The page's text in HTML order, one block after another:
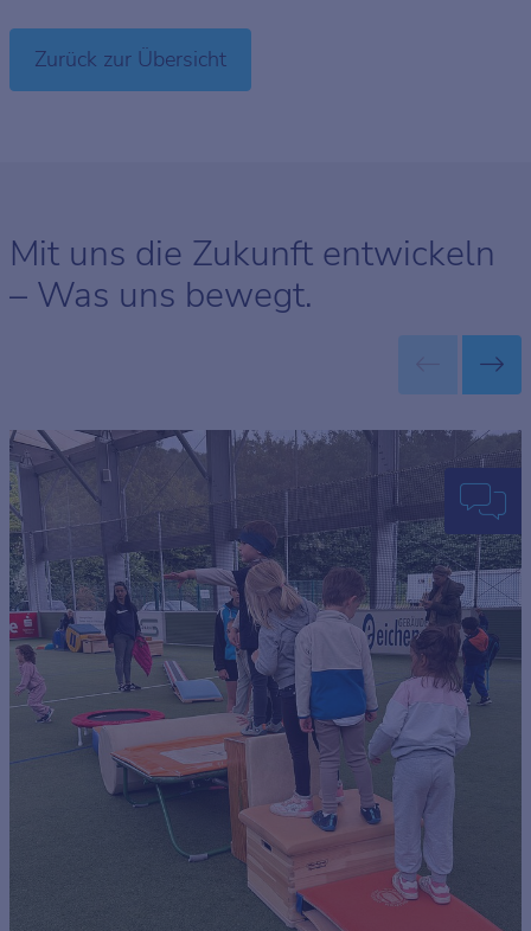
Zurück zur Übersicht
Mit uns die Zukunft entwickeln
– Was uns bewegt.